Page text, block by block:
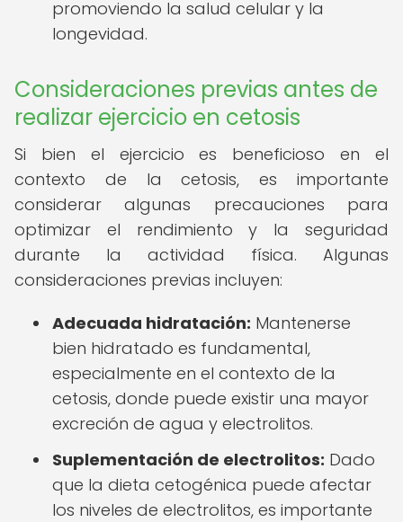
promoviendo la salud celular y la
longevidad.
Consideraciones previas antes de
realizar ejercicio en cetosis
Si bien el ejercicio es beneficioso en el
contexto de la cetosis, es importante
considerar algunas precauciones para
optimizar el rendimiento y la seguridad
durante la actividad física. Algunas
consideraciones previas incluyen:
Adecuada hidratación: Mantenerse
bien hidratado es fundamental,
especialmente en el contexto de la
cetosis, donde puede existir una mayor
excreción de agua y electrolitos.
Suplementación de electrolitos: Dado
que la dieta cetogénica puede afectar
los niveles de electrolitos, es importante